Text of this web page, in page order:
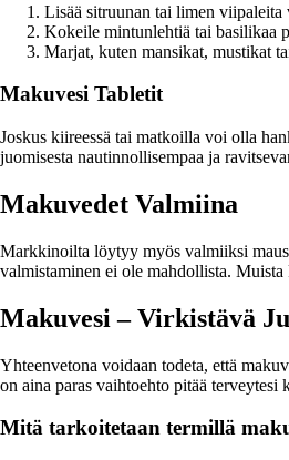
Lisää sitruunan tai limen viipaleita
Kokeile mintunlehtiä tai basilikaa
Marjat, kuten mansikat, mustikat
Makuvesi Tabletit
Joskus kiireessä tai matkoilla voi olla
juomisesta nautinnollisempaa ja
Makuvedet Valmiina
Markkinoilta löytyy myös valmiiksi
valmistaminen ei ole mahdollista.
Makuvesi – Virkistävä
Yhteenvetona voidaan todeta, että
on aina paras vaihtoehto pitää terveytesi
Mitä tarkoitetaan termillä